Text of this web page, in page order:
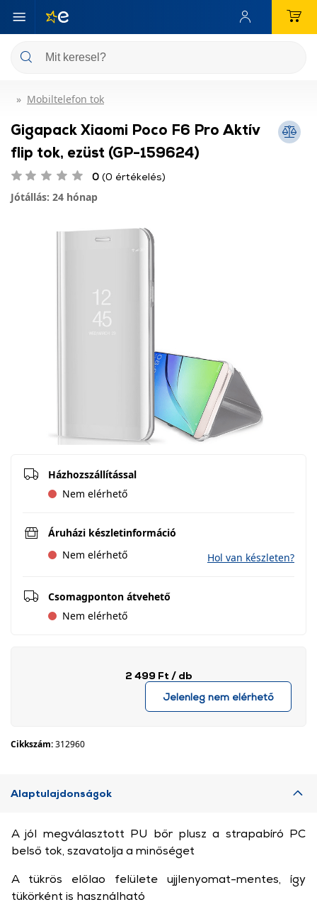
Mobiltelefon tok
Gigapack Xiaomi Poco F6 Pro Aktív
flip tok, ezüst (GP-159624)
0 (0 értékelés)
Jótállás: 24 hónap
Házhozszállítással
Nem elérhető
Áruházi készletinformáció
Nem elérhető
Hol van készleten?
Csomagponton átvehető
Nem elérhető
2 499 Ft / db
Jelenleg nem elérhető
Cikkszám:312960
Alaptulajdonságok
A jól megválasztott PU bőr plusz a strapabíró PC
belső tok, szavatolja a minőséget
A tükrös előlao felülete ujjlenyomat-mentes, így
tükörként is használható